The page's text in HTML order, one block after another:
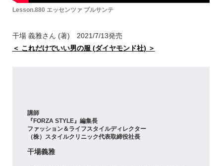
Lesson.880 エッセンツァ プルサンテ
干場 義雅さん (著) 2021/7/13発売
＜ これだけでいい男の服 (ダイヤモンド社) ＞
講師
『FORZA STYLE』編集長
ファッション＆ライフスタイルディレクター
（株）スタイルクリニック代表取締役社長
干場義雅